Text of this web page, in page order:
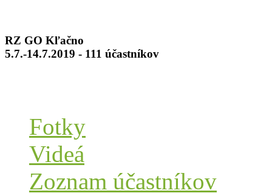
RZ GO Kľačno
5.7.-14.7.2019 - 111 účastníkov
Fotky
Videá
Zoznam účastníkov